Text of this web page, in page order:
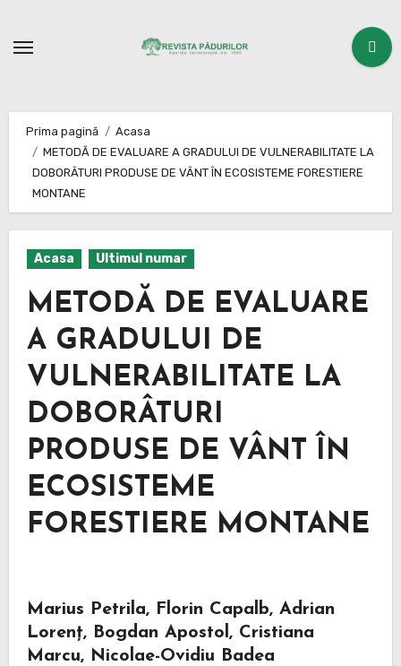
Prima pagină
Acasa
METODĂ DE EVALUARE A GRADULUI DE VULNERABILITATE LA
DOBORÂTURI PRODUSE DE VÂNT ÎN ECOSISTEME FORESTIERE
MONTANE
Acasa Ultimul numar
METODĂ DE EVALUARE
A GRADULUI DE
VULNERABILITATE LA
DOBORÂTURI
PRODUSE DE VÂNT ÎN
ECOSISTEME
FORESTIERE MONTANE
Marius Petrila, Florin Capalb, Adrian
Lorenț, Bogdan Apostol, Cristiana
Marcu, Nicolae-Ovidiu Badea